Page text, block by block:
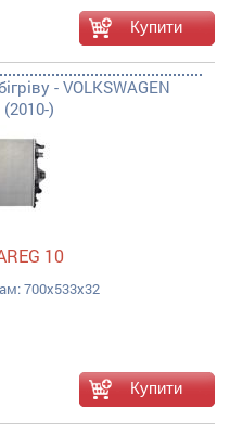
- VOLKSWAGEN
(2010-)
10
700x533x32